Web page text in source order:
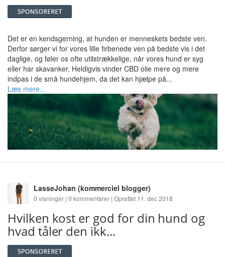
Det er en kendsgerning, at hunden er menneskets bedste ven.
Derfor sørger vi for vores lille firbenede ven på bedste vis i det
daglige, og føler os ofte utilstrækkelige, når vores hund er syg
eller har skavanker. Heldigvis vinder CBD olie mere og mere
indpas i de små hundehjem, da det kan hjælpe på...
Læs mere...
LasseJohan (kommerciel blogger)
0 visninger | 0 kommentarer | Oprettet 11. dec 2018
Hvilken kost er god for din hund og
hvad tåler den ikk...